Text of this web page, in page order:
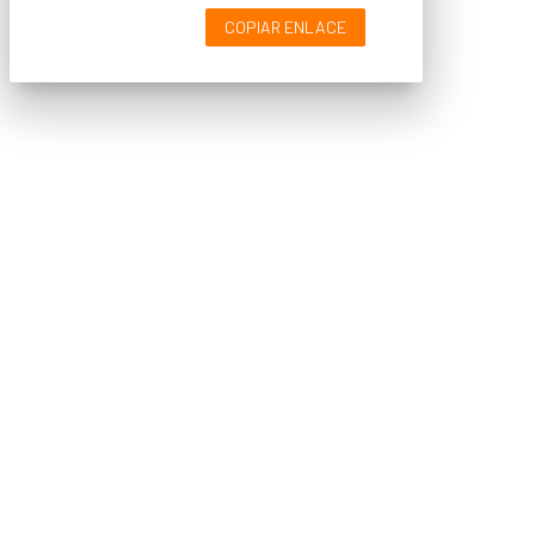
COPIAR ENLACE